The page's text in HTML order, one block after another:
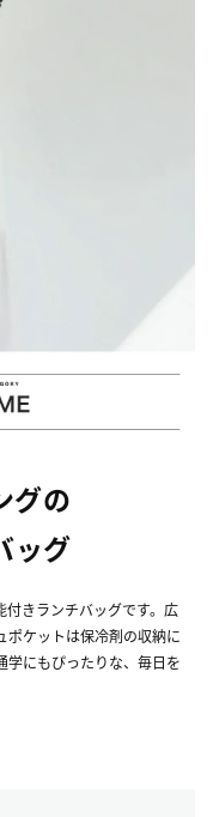
グの
ッグ
付きランチバッグです。広
ポケットは保冷剤の収納に
学にもぴったりな、毎日を